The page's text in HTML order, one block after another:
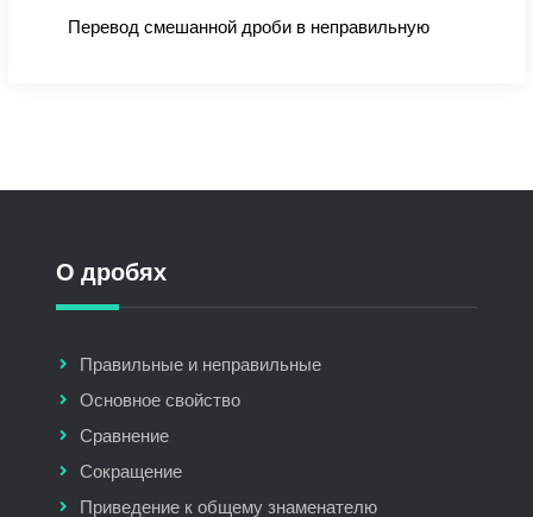
Перевод смешанной дроби в неправильную
О дробях
Правильные и неправильные
Основное свойство
Сравнение
Сокращение
Приведение к общему знаменателю